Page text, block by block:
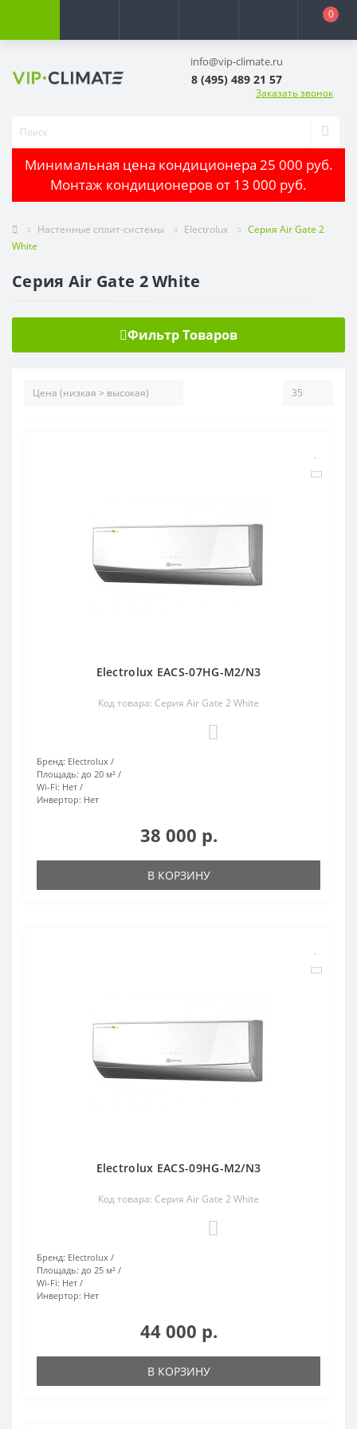
0
info@vip-climate.ru
8 (495) 489 21 57
Заказать звонок
Минимальная цена кондиционера 25 000 руб.
Монтаж кондиционеров от 13 000 руб.
Настенные сплит-системы Electrolux
Серия Air Gate 2
White
Серия Air Gate 2 White
Фильтр Товаров
Electrolux EACS-07HG-M2/N3
Код товара: Серия Air Gate 2 White
Бренд: Electrolux
Площадь: до 20 м²
Wi-Fi: Нет
Инвертор: Нет
38 000 р.
В КОРЗИНУ
Electrolux EACS-09HG-M2/N3
Код товара: Серия Air Gate 2 White
Бренд: Electrolux
Площадь: до 25 м²
Wi-Fi: Нет
Инвертор: Нет
44 000 р.
В КОРЗИНУ